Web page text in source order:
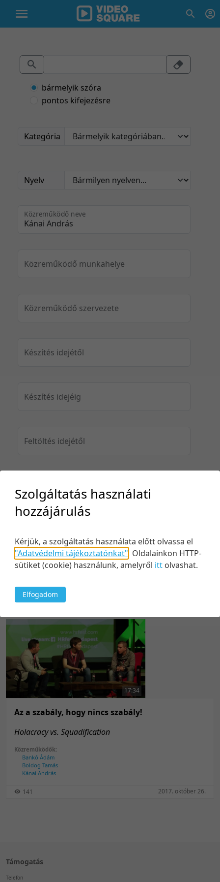
bármelyik szóra
pontos kifejezésre
Kategória
Nyelv
Közreműködő neve
Közreműködő munkahelye
Közreműködő szervezete
Készítés idejétől
Készítés idejéig
Feltöltés idejétől
Keresés
Relevancia szerint
Kezdés/felvétel dátuma szerint
Kezdés/felvétel dátuma szerint
Feltöltés dátuma szerint
Feltöltés dátuma szerint
Utolsó módosítás szerint
Utolsó módosítás szerint
1 tétel
100 tétel/oldal
5 tétel/oldal
10 tétel/oldal
20 tétel/oldal
50 tétel/oldal
100 tétel/oldal
17:34
Az a szabály, hogy nincs szabály!
Holacracy vs. Squadification
Közreműködők:
Bankó Ádám
Boldog Tamás
Kánai András
141 2017. október 26.
Támogatás
Telefon
Szolgáltatás használati
hozzájárulás
Kérjük, a szolgáltatás használata előtt olvassa el
"Adatvédelmi tájékoztatónkat" Oldalainkon HTTP-
sütiket (cookie) használunk, amelyről itt olvashat.
Elfogadom